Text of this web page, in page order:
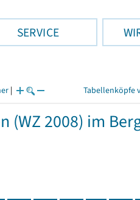
SERVICE
| Tabellenköpfe
(WZ 2008) im